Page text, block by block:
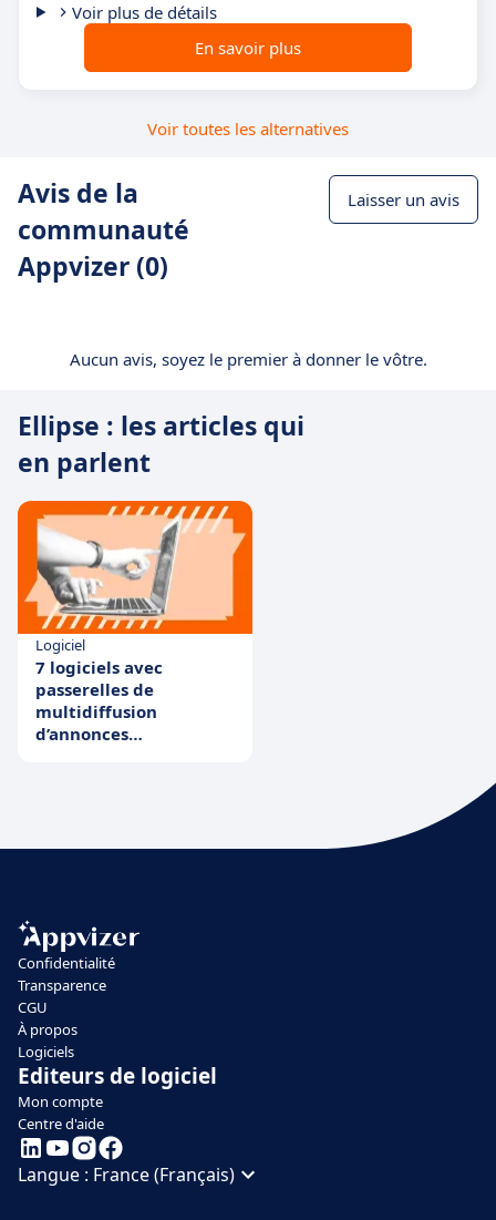
Voir plus de détails
En savoir plus
Voir toutes les alternatives
Avis de la
communauté
Appvizer (0)
Laisser un avis
Aucun avis, soyez le premier à donner le vôtre.
Ellipse : les articles qui
en parlent
Logiciel
7 logiciels avec
passerelles de
multidiffusion
d’annonces
Confidentialité
Transparence
CGU
À propos
Logiciels
Editeurs de logiciel
Mon compte
Centre d'aide
Langue : France (Français)